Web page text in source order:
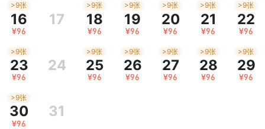
>9张
16
¥96
17
>9张
18
¥96
>9张
19
¥96
>9张
20
¥96
>9张
21
¥96
>9张
22
¥96
>9张
23
¥96
24
>9张
25
¥96
>9张
26
¥96
>9张
27
¥96
>9张
28
¥96
>9张
29
¥96
>9张
30
¥96
31